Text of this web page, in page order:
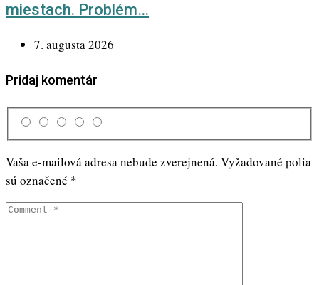
miestach. Problém…
7. augusta 2026
Pridaj komentár
Vaša e-mailová adresa nebude zverejnená. Vyžadované polia
sú označené *